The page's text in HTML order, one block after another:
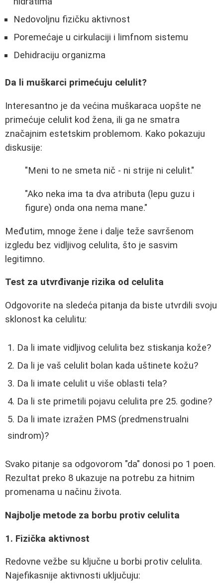
Nedovoljnu fizičku aktivnost
Poremećaje u cirkulaciji i limfnom sistemu
Dehidraciju organizma
Da li muškarci primećuju celulit?
Interesantno je da većina muškaraca uopšte ne
primećuje celulit kod žena, ili ga ne smatra
značajnim estetskim problemom. Kako pokazuju
diskusije:
"Meni to ne smeta nič - ni strije ni celulit."
"Ako neka ima ta dva atributa (lepu guzu i
figure) onda ona nema mane."
Međutim, mnoge žene i dalje teže savršenom
izgledu bez vidljivog celulita, što je sasvim
legitimno.
Test za utvrđivanje rizika od celulita
Odgovorite na sledeća pitanja da biste utvrdili svoju
sklonost ka celulitu:
Da li imate vidljivog celulita bez stiskanja kože?
Da li je vaš celulit bolan kada uštinete kožu?
Da li imate celulit u više oblasti tela?
Da li ste primetili pojavu celulita pre 25. godine?
Da li imate izražen PMS (predmenstrualni
sindrom)?
Svako pitanje sa odgovorom "da" donosi po 1 poen.
Rezultat preko 8 ukazuje na potrebu za hitnim
promenama u načinu života.
Najbolje metode za borbu protiv celulita
1. Fizička aktivnost
Redovne vežbe su ključne u borbi protiv celulita.
Najefikasnije aktivnosti uključuju: